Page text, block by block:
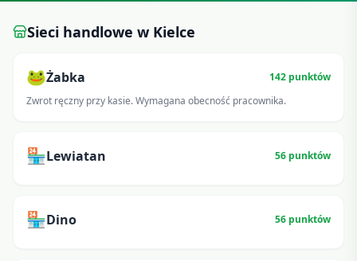
Sieci handlowe w Kielce
🐸Żabka 142 punktów
Zwrot ręczny przy kasie. Wymagana obecność pracownika.
🏪Lewiatan 56 punktów
🏪Dino 56 punktów